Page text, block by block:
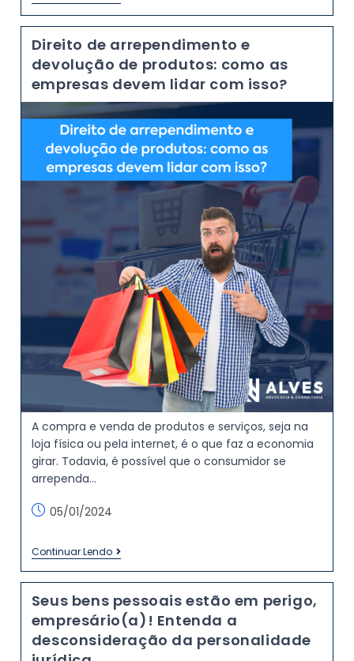
Direito de arrependimento e
devolução de produtos: como as
empresas devem lidar com isso?
A compra e venda de produtos e serviços, seja na
loja física ou pela internet, é o que faz a economia
girar. Todavia, é possível que o consumidor se
arrependa…
05/01/2024
Continuar Lendo
Seus bens pessoais estão em perigo,
empresário(a)! Entenda a
desconsideração da personalidade